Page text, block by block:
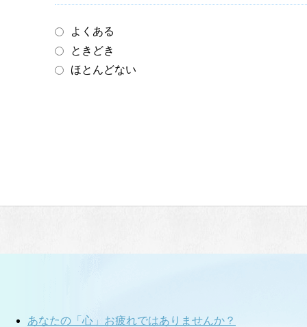
よくある
ときどき
ほとんどない
あなたの「心」お疲れではありませんか？